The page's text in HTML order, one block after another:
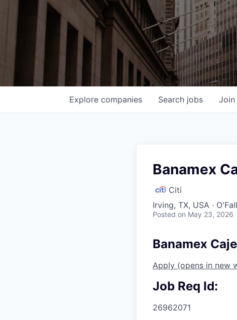
Search jobs
Explore companies Join
Banamex
Citi
Irving, TX, USA ·
Posted on May 23, 2026
Banamex
Apply (opens in new
Job Req Id:
26962071